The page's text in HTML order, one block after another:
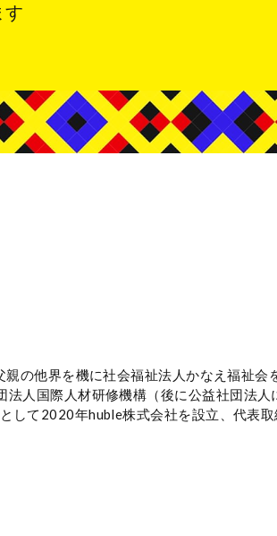
す
の他界を機に社会福祉法⼈かなえ福祉会
⼈国際⼈材研修機構（後に公益社団法
して2020年huble株式会社を設⽴、代表